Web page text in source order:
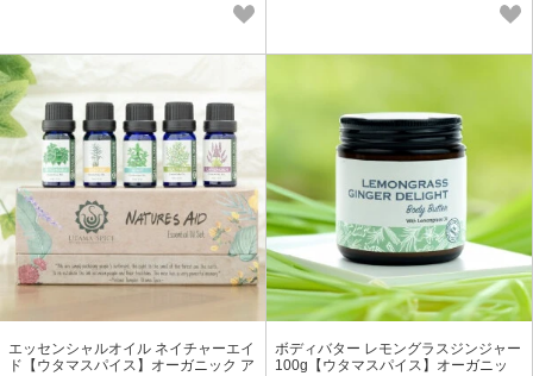
エッセンシャルオイル ネイチャーエイ
ド【ウタマスパイス】オーガニック ア
ボディバター レモングラスジンジャー
100g【ウタマスパイス】オーガニッ